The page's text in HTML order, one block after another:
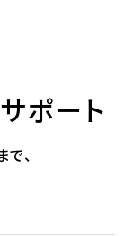
ポート
、